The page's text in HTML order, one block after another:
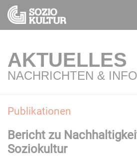
AKTUELLES
NACHRICHTEN &
Publikationen
Bericht zu
Soziokultur